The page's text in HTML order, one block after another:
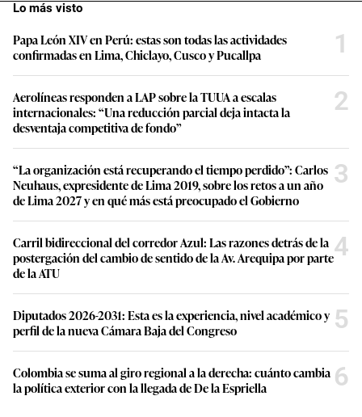
Lo más visto
Papa León XIV en Perú: estas son todas las actividades
confirmadas en Lima, Chiclayo, Cusco y Pucallpa
1
Aerolíneas responden a LAP sobre la TUUA a escalas
internacionales: “Una reducción parcial deja intacta la
desventaja competitiva de fondo”
2
“La organización está recuperando el tiempo perdido”: Carlos
Neuhaus, expresidente de Lima 2019, sobre los retos a un año
de Lima 2027 y en qué más está preocupado el Gobierno
3
Carril bidireccional del corredor Azul: Las razones detrás de la
postergación del cambio de sentido de la Av. Arequipa por parte
de la ATU
4
Diputados 2026-2031: Esta es la experiencia, nivel académico y
perfil de la nueva Cámara Baja del Congreso
5
Colombia se suma al giro regional a la derecha: cuánto cambia
la política exterior con la llegada de De la Espriella
6